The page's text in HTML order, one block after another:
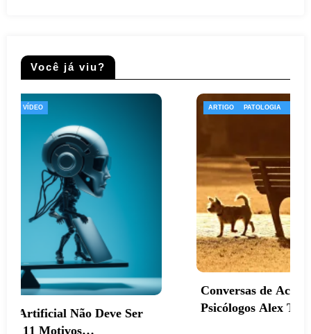
Você já viu?
ARTIGO VÍDEO
Conversas de Acompanhamento Terapêutico:
Psicólogos Alex Tavares (Brasil) e Gabriel Pulice
(Argentina)